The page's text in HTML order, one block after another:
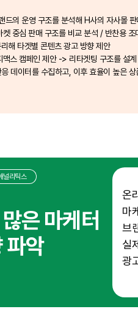
드의 운영 구조를 분석해 H사의 자사몰
중심 판매 구조를 비교 분석 / 반찬용
해 타겟별 콘텐츠 광고 방향 제안
스 캠페인 제안 -> 리타겟팅 구조를 설계
데이터를 수집하고, 이후 효율이 높은
널리틱스
은 마케터
파악
온
마
브
실
광